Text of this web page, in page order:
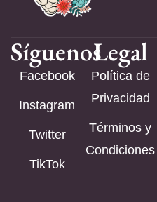
Síguenos
Facebook
Instagram
Twitter
TikTok
Legal
Política de
Privacidad
Términos y
Condiciones